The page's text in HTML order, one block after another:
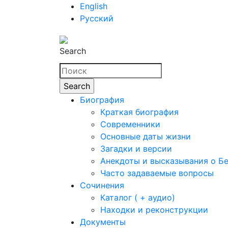
English
Русский
Search
Биография
Краткая биография
Современники
Основные даты жизни
Загадки и версии
Анекдоты и высказывания о
Часто задаваемые вопросы
Сочинения
Каталог ( + аудио)
Находки и реконструкции
Документы